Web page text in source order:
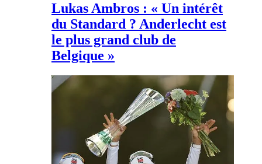
Lukas Ambros : « Un intérêt
du Standard ? Anderlecht est
le plus grand club de
Belgique »